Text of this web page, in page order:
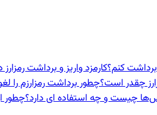
برداشت کنم؟کارمزد واریز و برداشت
چقدر است؟چطور برداشت رمزارزم را
چیست و چه استفاده ای دارد؟چطور